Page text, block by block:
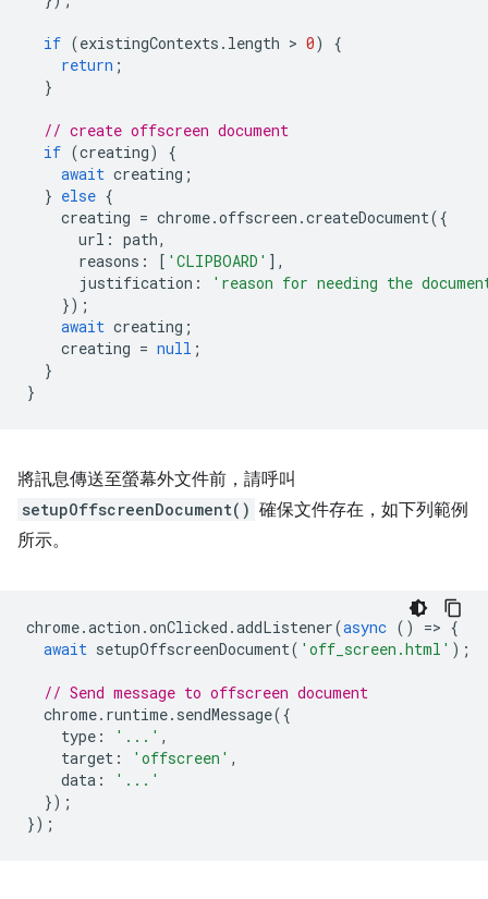
if (existingContexts . length > 0)
{
return ;
}
// create offscreen document
if (creating)
{
await creating ;
} else {
creating = chrome.offscreen .createDocument({
url : path,
reasons : [ 'CLIPBOARD' ],
justification :
'reason for needing the
});
await creating ;
creating = null ;
}
}
將訊息傳送至螢幕外文件前，請呼叫
setupOffscreenDocument() 確保文件存在，如下列範例
所示。
chrome.action .onClicked .addListener(async () => {
await setupOffscreenDocument( 'off_screen.html' );
// Send message to offscreen document
chrome. runtime. sendMessage({
type : '...' ,
target : 'offscreen' ,
data :
'...'
});
});